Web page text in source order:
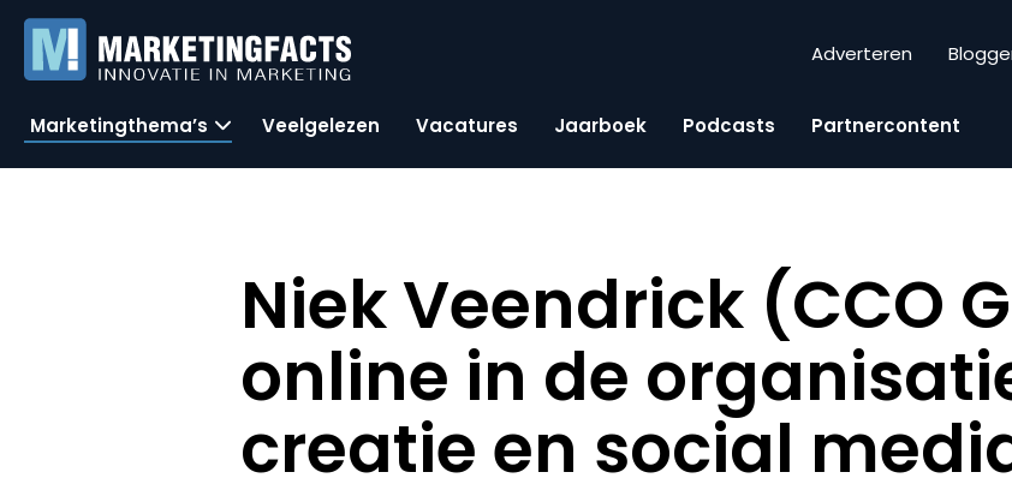
Adverteren
Marketingthema’s Veelgelezen Vacatures Jaarboek Podcasts Partnercontent
Niek Veendrick (CCO
online in de
creatie en social